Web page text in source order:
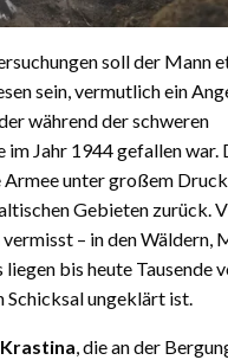
soll der Mann
sein, vermutlich ein
während der schweren
im Jahr 1944 gefallen war.
Armee unter großem
Gebieten zurück.
– in den Wäldern,
bis heute Tausende
Schicksal ungeklärt ist.
, die an der